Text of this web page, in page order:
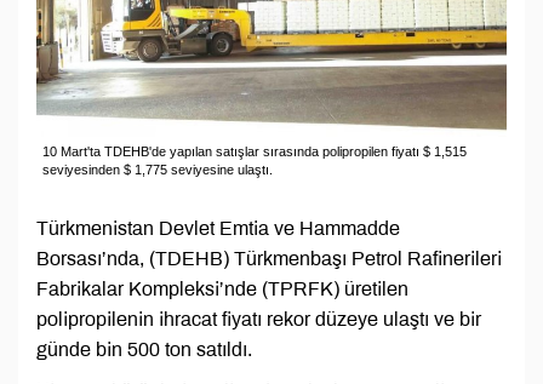
10 Mart'ta TDEHB'de yapılan satışlar sırasında polipropilen fiyatı $ 1,515
seviyesinden $ 1,775 seviyesine ulaştı.
Türkmenistan Devlet Emtia ve Hammadde
Borsası’nda, (TDEHB) Türkmenbaşı Petrol Rafinerileri
Fabrikalar Kompleksi’nde (TPRFK) üretilen
polipropilenin ihracat fiyatı rekor düzeye ulaştı ve bir
günde bin 500 ton satıldı.